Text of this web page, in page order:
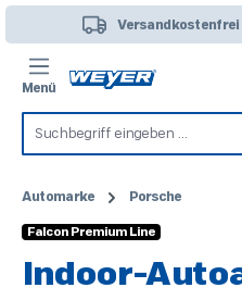
Zum Hauptinhalt springen
Versandkostenfrei
Menü
Automarke Porsche
Falcon Premium Line
Indoor-